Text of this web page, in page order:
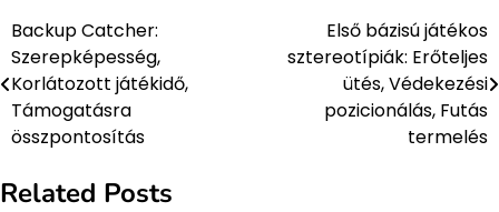
Post
navigation
Backup Catcher:
Szerepképesség,
Korlátozott játékidő,
Támogatásra
összpontosítás
Első bázisú játékos
sztereotípiák: Erőteljes
ütés, Védekezési
pozicionálás, Futás
termelés
Related Posts